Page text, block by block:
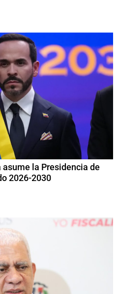
la Presidencia de
2026-2030